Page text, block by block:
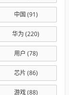
中国 (91)
华为 (220)
用户 (78)
芯片 (86)
游戏(88)